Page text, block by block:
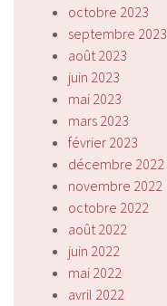
octobre 2023
septembre 2023
août 2023
juin 2023
mai 2023
mars 2023
février 2023
décembre 2022
novembre 2022
octobre 2022
août 2022
juin 2022
mai 2022
avril 2022